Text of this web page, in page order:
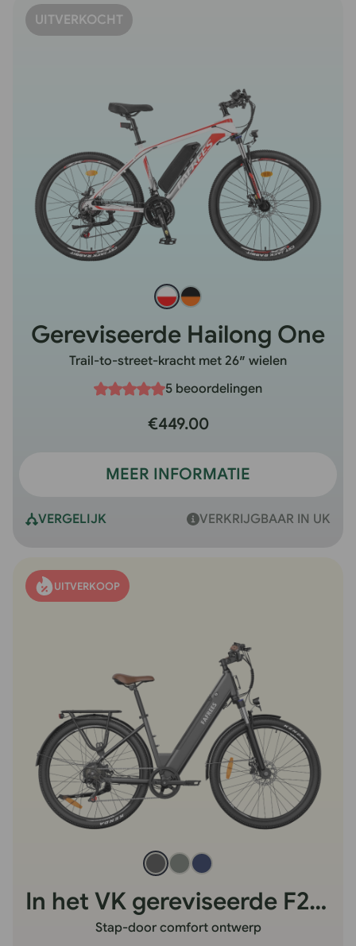
UITVERKOCHT
Gereviseerde Hailong One
Trail-to-street-kracht met 26″ wielen
5 beoordelingen
€449.00
MEER INFORMATIE
VERGELIJK VERKRIJGBAAR IN UK
UITVERKOOP
In het VK gereviseerde F28 Pro
Stap-door comfort ontwerp